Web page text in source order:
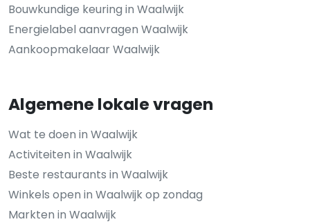
Bouwkundige keuring in Waalwijk
Energielabel aanvragen Waalwijk
Aankoopmakelaar Waalwijk
Algemene lokale vragen
Wat te doen in Waalwijk
Activiteiten in Waalwijk
Beste restaurants in Waalwijk
Winkels open in Waalwijk op zondag
Markten in Waalwijk